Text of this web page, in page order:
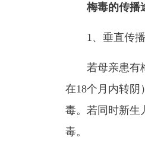
梅毒的传播
1、垂直传
若母亲患有
在18个月内转阴
毒。若同时新生
毒。